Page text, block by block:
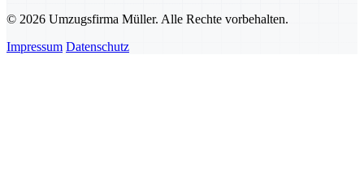
© 2026 Umzugsfirma Müller. Alle Rechte vorbehalten.
Impressum Datenschutz